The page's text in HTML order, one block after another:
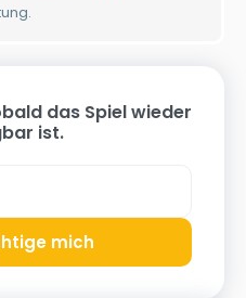
das Spiel wieder
ist.
mich